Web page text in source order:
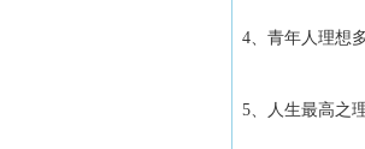
4、青年人理想
5、人生最高之